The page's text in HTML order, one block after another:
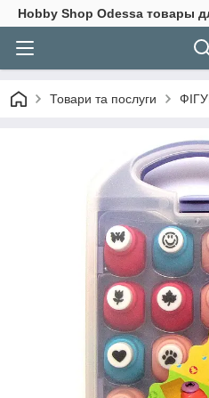
Hobbу Shop Odessa товары
Товари та послуги